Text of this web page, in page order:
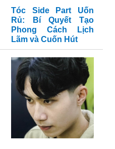
Tóc Side Part Uốn
Rủ: Bí Quyết Tạo
Phong Cách Lịch
Lãm và Cuốn Hút